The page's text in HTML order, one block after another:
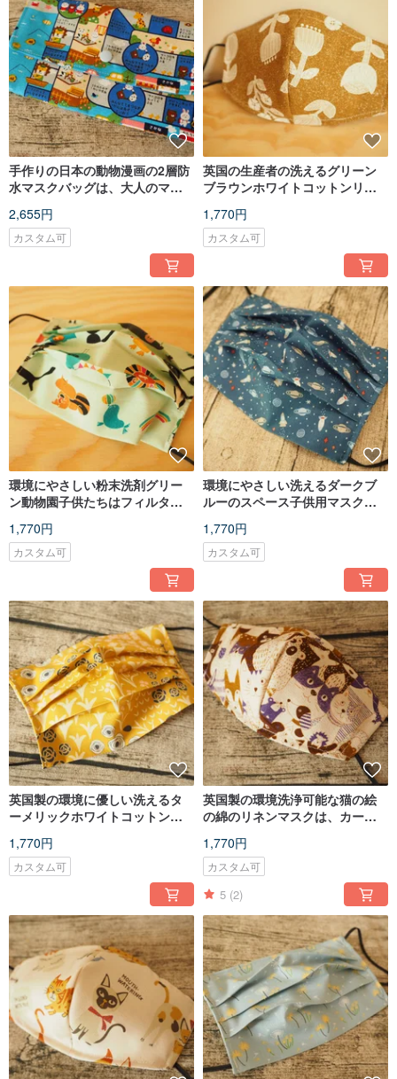
手作りの日本の動物漫画の2層防
水マスクバッグは、大人のマス
2,655円
カスタム可
英国の生産者の洗えるグリーン
ブラウンホワイトコットンリネ
は使い捨てマスクに入れること
ができます
1,770円
カスタム可
環境にやさしい粉末洗剤グリー
ン動物園子供たちはフィルター
入れることができます
1,770円
カスタム可
環境にやさしい洗えるダークブ
ルーのスペース子供用マスク
は使い捨てマスクに入れること
ができます
1,770円
カスタム可
英国製の環境に優しい洗えるタ
ーメリックホワイトコットンマ
または使い捨てマスクに入れる
ことができます
1,770円
カスタム可
英国製の環境洗浄可能な猫の絵
の綿のリネンマスクは、カート
入れることができます
1,770円
カスタム可
5 (2)